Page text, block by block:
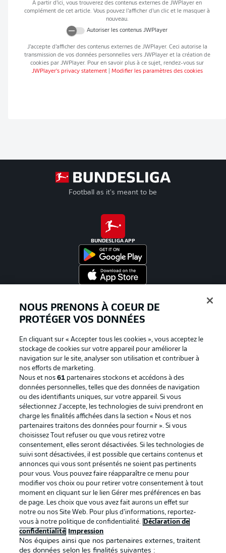
À partir d’ici, vous trouverez des contenus externes de JWPlayer en
complément de cet article. Vous pouvez l’afficher d’un clic et le masquer à
nouveau.
Autoriser les contenus JWPlayer
J’accepte d’afficher des contenus externes de JWPlayer. Ceci autorise la
transmission de vos données personnelles vers JWPlayeret la création de
cookies par JWPlayer. Pour en savoir plus à ce sujet, rendez-vous sur
JWPlayer's privacy statement| Modifier les paramètres des cookies
Football as it's meant to be
BUNDESLIGA APP
La publicité Conditions d’utilisation des
Mentions Légales Gérer mes préférences
Déclaration de
confidentialité
Diffuseurs
Travaux Contact
Impression Joueurs
NOUS PRENONS À COEUR DE
PROTÉGER VOS DONNÉES
En cliquant sur « Accepter tous les cookies », vous acceptez le
stockage de cookies sur votre appareil pour améliorer la
navigation sur le site, analyser son utilisation et contribuer à
nos efforts de marketing.
Nous et nos61 partenaires stockons et accédons à des
données personnelles, telles que des données de navigation
ou des identifiants uniques, sur votre appareil. Si vous
sélectionnez J'accepte, les technologies de suivi prendront en
charge les finalités affichées dans la section « Nous et nos
partenaires traitons des données pour fournir ». Si vous
choisissez Tout refuser ou que vous retirez votre
consentement, elles seront désactivées. Si les technologies de
suivi sont désactivées, il est possible que certains contenus et
annonces qui vous sont présentés ne soient pas pertinents
pour vous. Vous pouvez faire réapparaître ce menu pour
modifier vos choix ou pour retirer votre consentement à tout
moment en cliquant sur le lien Gérer mes préférences en bas
de page. Les choix que vous avez fait aurons un effet sur
notre ou nos Site Web. Pour plus d’informations, reportez-
vous à notre politique de confidentialité.
Déclaration de
confidentialité
Impression
Nos équipes ainsi que nos partenaires externes, traitent
des données selon les finalités suivantes :